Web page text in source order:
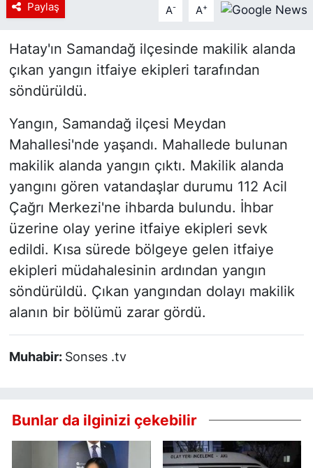
Paylaş A- A+
Hatay'ın Samandağ ilçesinde makilik alanda
çıkan yangın itfaiye ekipleri tarafından
söndürüldü.
Yangın, Samandağ ilçesi Meydan
Mahallesi'nde yaşandı. Mahallede bulunan
makilik alanda yangın çıktı. Makilik alanda
yangını gören vatandaşlar durumu 112 Acil
Çağrı Merkezi'ne ihbarda bulundu. İhbar
üzerine olay yerine itfaiye ekipleri sevk
edildi. Kısa sürede bölgeye gelen itfaiye
ekipleri müdahalesinin ardından yangın
söndürüldü. Çıkan yangından dolayı makilik
alanın bir bölümü zarar gördü.
Muhabir: Sonses .tv
Bunlar da ilginizi çekebilir